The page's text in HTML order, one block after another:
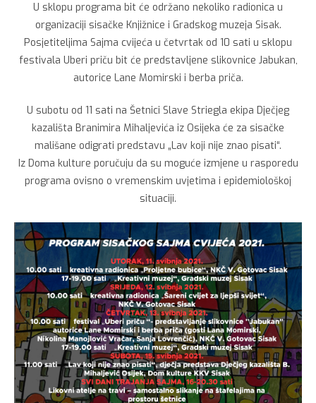
U sklopu programa bit će održano nekoliko radionica u
organizaciji sisačke Knjižnice i Gradskog muzeja Sisak.
Posjetiteljima Sajma cvijeća u četvrtak od 10 sati u sklopu
festivala Uberi priču bit će predstavljene slikovnice Jabukan,
autorice Lane Momirski i berba priča.
U subotu od 11 sati na Šetnici Slave Striegla ekipa Dječjeg
kazališta Branimira Mihaljevića iz Osijeka će za sisačke
mališane odigrati predstavu „Lav koji nije znao pisati“.
Iz Doma kulture poručuju da su moguće izmjene u rasporedu
programa ovisno o vremenskim uvjetima i epidemiološkoj
situaciji.